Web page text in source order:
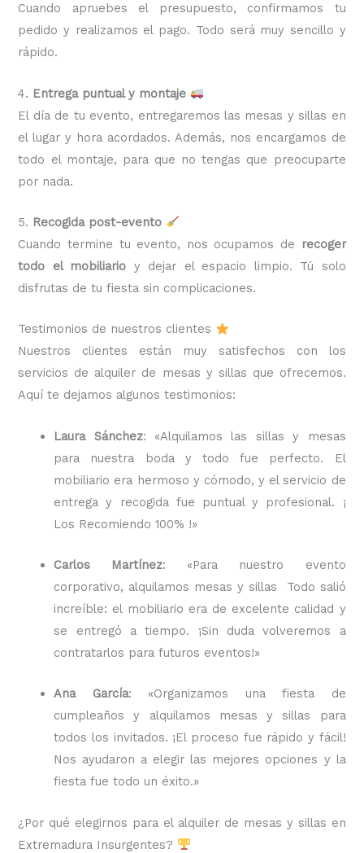
Cuando apruebes el presupuesto, confirmamos tu
pedido y realizamos el pago. Todo será muy sencillo y
rápido.
4. Entrega puntual y montaje
El día de tu evento, entregaremos las mesas y sillas en
el lugar y hora acordados. Además, nos encargamos de
todo el montaje, para que no tengas que preocuparte
por nada.
5. Recogida post-evento
Cuando termine tu evento, nos ocupamos de
recoger
todo el mobiliario y dejar el espacio limpio. Tú solo
disfrutas de tu fiesta sin complicaciones.
Testimonios de nuestros clientes
Nuestros clientes están muy satisfechos con los
servicios de alquiler de mesas y sillas que ofrecemos.
Aquí te dejamos algunos testimonios:
Laura Sánchez: «Alquilamos las sillas y mesas
para nuestra boda y todo fue perfecto. El
mobiliario era hermoso y cómodo, y el servicio de
entrega y recogida fue puntual y profesional. ¡
Los Recomiendo 100% !»
Carlos Martínez: «Para nuestro evento
corporativo, alquilamos mesas y sillas Todo salió
increíble: el mobiliario era de excelente calidad y
se entregó a tiempo. ¡Sin duda volveremos a
contratarlos para futuros eventos!»
Ana García: «Organizamos una fiesta de
cumpleaños y alquilamos mesas y sillas para
todos los invitados. ¡El proceso fue rápido y fácil!
Nos ayudaron a elegir las mejores opciones y la
fiesta fue todo un éxito.»
¿Por qué elegirnos para el alquiler de mesas y sillas en
Extremadura Insurgentes?